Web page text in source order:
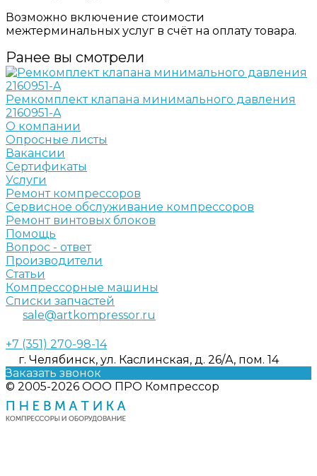
Возможно включение стоимости
межтерминальных услуг в счёт на оплату товара.
Ранее вы смотрели
Ремкомплект клапана минимального давления
2160951-A
О компании
Опросные листы
Вакансии
Сертификаты
Услуги
Ремонт компрессоров
Сервисное обслуживание компрессоров
Ремонт винтовых блоков
Помощь
Вопрос - ответ
Производители
Статьи
Компрессорные машины
Списки запчастей
sale@artkompressor.ru
+7 (351) 270-98-14
г. Челябинск, ул. Каслинская, д. 26/А, пом. 14
Заказать звонок
© 2005-2026 ООО ПРО Компрессор